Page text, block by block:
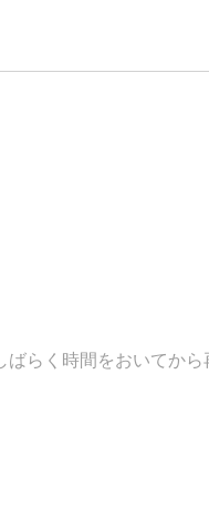
らく時間をおいてから